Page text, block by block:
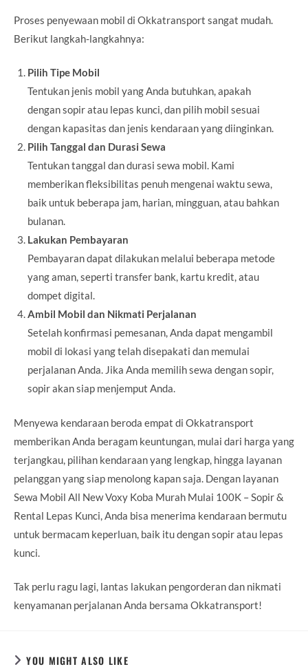
Proses penyewaan mobil di Okkatransport sangat mudah.
Berikut langkah-langkahnya:
Pilih Tipe Mobil
Tentukan jenis mobil yang Anda butuhkan, apakah
dengan sopir atau lepas kunci, dan pilih mobil sesuai
dengan kapasitas dan jenis kendaraan yang diinginkan.
Pilih Tanggal dan Durasi Sewa
Tentukan tanggal dan durasi sewa mobil. Kami
memberikan fleksibilitas penuh mengenai waktu sewa,
baik untuk beberapa jam, harian, mingguan, atau bahkan
bulanan.
Lakukan Pembayaran
Pembayaran dapat dilakukan melalui beberapa metode
yang aman, seperti transfer bank, kartu kredit, atau
dompet digital.
Ambil Mobil dan Nikmati Perjalanan
Setelah konfirmasi pemesanan, Anda dapat mengambil
mobil di lokasi yang telah disepakati dan memulai
perjalanan Anda. Jika Anda memilih sewa dengan sopir,
sopir akan siap menjemput Anda.
Menyewa kendaraan beroda empat di Okkatransport
memberikan Anda beragam keuntungan, mulai dari harga yang
terjangkau, pilihan kendaraan yang lengkap, hingga layanan
pelanggan yang siap menolong kapan saja. Dengan layanan
Sewa Mobil All New Voxy Koba Murah Mulai 100K – Sopir &
Rental Lepas Kunci, Anda bisa menerima kendaraan bermutu
untuk bermacam keperluan, baik itu dengan sopir atau lepas
kunci.
Tak perlu ragu lagi, lantas lakukan pengorderan dan nikmati
kenyamanan perjalanan Anda bersama Okkatransport!
YOU MIGHT ALSO LIKE